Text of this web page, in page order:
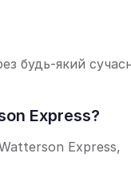
будь-який
Express?
Express,